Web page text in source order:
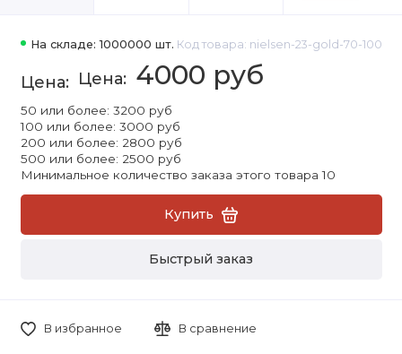
На складе: 1000000 шт. Код товара: nielsen-23-gold-70-100
4000 руб
50 или более: 3200 руб
100 или более: 3000 руб
200 или более: 2800 руб
500 или более: 2500 руб
Минимальное количество заказа этого товара 10
Купить
Быстрый заказ
В избранное В сравнение